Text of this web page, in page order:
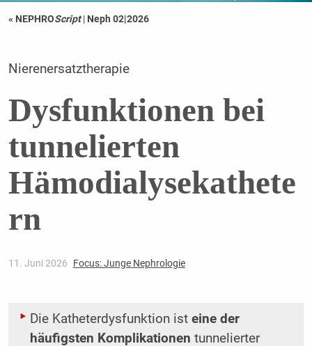
« NEPHROScript | Neph 02|2026
Nierenersatztherapie
Dysfunktionen bei
tunnelierten
Hämodialysekathete
rn
11. Juni 2026 Focus: Junge Nephrologie
Die Katheterdysfunktion ist eine der
häufigsten Komplikationen tunnelierter